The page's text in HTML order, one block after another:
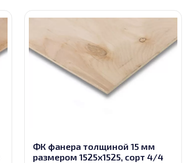
ФК фанера толщиной 15 мм
размером 1525х1525, сорт 4/4